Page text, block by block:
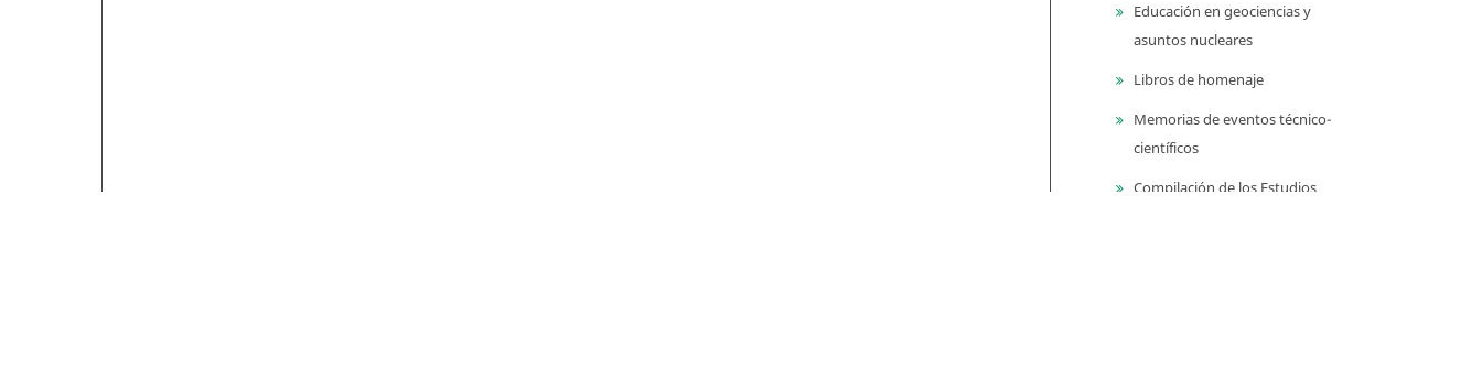
Educación en geociencias y
asuntos nucleares
Libros de homenaje
Memorias de eventos técnico-
científicos
Compilación de los Estudios